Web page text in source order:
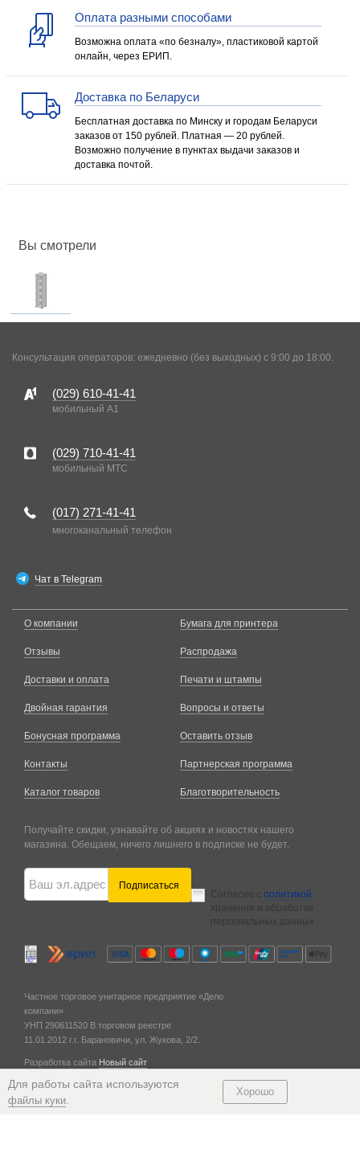
Оплата разными способами
Возможна оплата «по безналу», пластиковой картой
онлайн, через ЕРИП.
Доставка по Беларуси
Бесплатная доставка по Минску и городам Беларуси
заказов от 150 рублей. Платная — 20 рублей.
Возможно получение в пунктах выдачи заказов и
доставка почтой.
Вы смотрели
Консультация операторов: ежедневно (без выходных) с 9:00 до 18:00.
(029) 610-41-41
мобильный A1
(029) 710-41-41
мобильный MTC
(017) 271-41-41
многоканальный телефон
Чат в Telegram
О компании
Отзывы
Доставки и оплата
Двойная гарантия
Бонусная программа
Контакты
Каталог товаров
Бумага для принтера
Распродажа
Печати и штампы
Вопросы и ответы
Оставить отзыв
Партнерская программа
Благотворительность
Получайте скидки, узнавайте об акциях и новостях нашего
магазина. Обещаем, ничего лишнего в подписке не будет.
Подписаться
Согласие с политикой
хранения и обработки
персональных данных
Частное торговое унитарное предприятие «Дело
компани»
УНП 290611520 В торговом реестре
11.01.2012 г. г. Барановичи, ул. Жукова, 2/2.
Разработка сайта Новый сайт
Для работы сайта используются
файлы куки
Хорошо